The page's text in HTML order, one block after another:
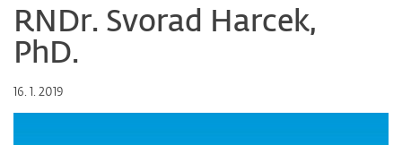
RNDr. Svorad Harcek,
PhD.
16. 1. 2019